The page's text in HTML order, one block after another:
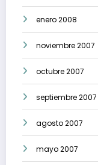
enero 2008
noviembre 2007
octubre 2007
septiembre 2007
agosto 2007
mayo 2007